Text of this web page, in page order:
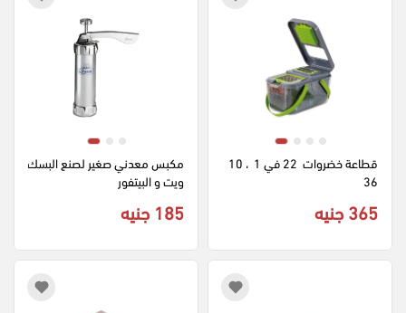
قطاعة خضروات  22 في 1  ، 10
36
365 جنيه
مكبس معدني صغير لصنع البسك
ويت و البيتفور
185 جنيه